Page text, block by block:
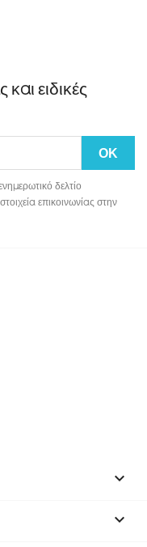
ειδικές
δελτίο
επικοινωνίας στην

